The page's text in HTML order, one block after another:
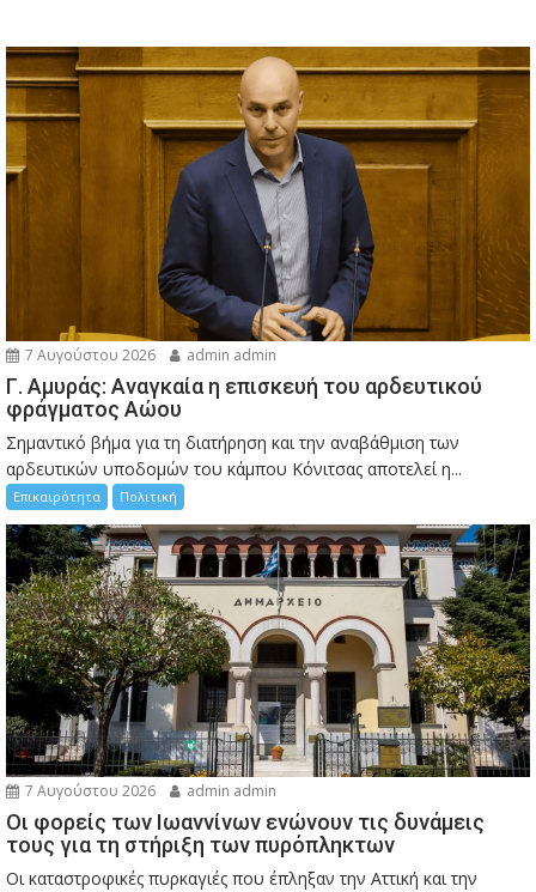
7 Αυγούστου 2026 admin admin
Γ. Αμυράς: Αναγκαία η επισκευή του αρδευτικού
φράγματος Αώου
Σημαντικό βήμα για τη διατήρηση και την αναβάθμιση των
αρδευτικών υποδομών του κάμπου Κόνιτσας αποτελεί η...
Επικαιρότητα Πολιτική
7 Αυγούστου 2026 admin admin
Οι φορείς των Ιωαννίνων ενώνουν τις δυνάμεις
τους για τη στήριξη των πυρόπληκτων
Οι καταστροφικές πυρκαγιές που έπληξαν την Αττική και την